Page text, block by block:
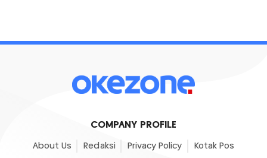
COMPANY PROFILE
About Us Redaksi Privacy Policy Kotak Pos